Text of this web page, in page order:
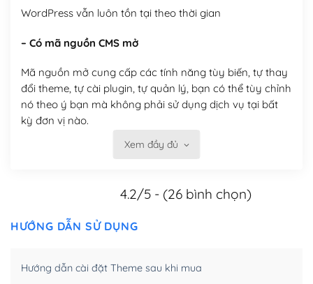
WordPress vẫn luôn tồn tại theo thời gian
– Có mã nguồn CMS mở
Mã nguồn mở cung cấp các tính năng tùy biến, tự thay
đổi theme, tự cài plugin, tự quản lý, bạn có thể tùy chỉnh
nó theo ý bạn mà không phải sử dụng dịch vụ tại bất
kỳ đơn vị nào.
Việc của bạn là đăng ký một tên miền và hosting để
Có thể tùy biến trên website WordPress
– Thân thiện với công cụ tìm kiếm
WordPress bao gồm nhiều công cụ và plugin để tối ưu
Xem đầy đủ
4.2/5 - (26 bình chọn)
HƯỚNG DẪN SỬ DỤNG
Hướng dẫn cài đặt Theme sau khi mua